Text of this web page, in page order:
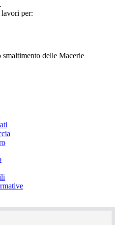
lavori per:
smaltimento delle Macerie